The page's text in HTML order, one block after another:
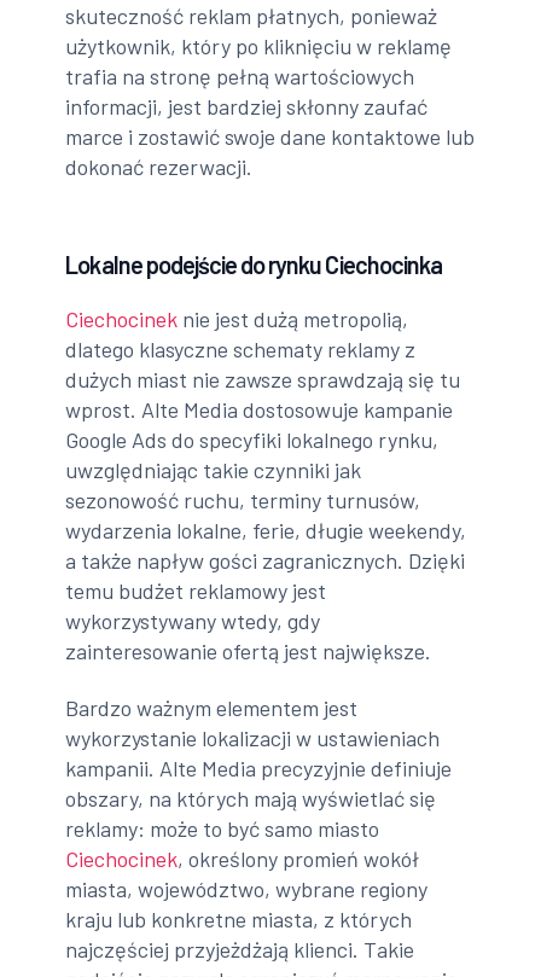
skuteczność reklam płatnych, ponieważ
użytkownik, który po kliknięciu w reklamę
trafia na stronę pełną wartościowych
informacji, jest bardziej skłonny zaufać
marce i zostawić swoje dane kontaktowe lub
dokonać rezerwacji.
Lokalne podejście do rynku Ciechocinka
Ciechocinek nie jest dużą metropolią,
dlatego klasyczne schematy reklamy z
dużych miast nie zawsze sprawdzają się tu
wprost. Alte Media dostosowuje kampanie
Google Ads do specyfiki lokalnego rynku,
uwzględniając takie czynniki jak
sezonowość ruchu, terminy turnusów,
wydarzenia lokalne, ferie, długie weekendy,
a także napływ gości zagranicznych. Dzięki
temu budżet reklamowy jest
wykorzystywany wtedy, gdy
zainteresowanie ofertą jest największe.
Bardzo ważnym elementem jest
wykorzystanie lokalizacji w ustawieniach
kampanii. Alte Media precyzyjnie definiuje
obszary, na których mają wyświetlać się
reklamy: może to być samo miasto
Ciechocinek, określony promień wokół
miasta, województwo, wybrane regiony
kraju lub konkretne miasta, z których
najczęściej przyjeżdżają klienci. Takie